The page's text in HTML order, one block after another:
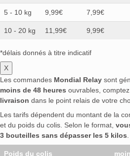
5 - 10 kg 9,99€ 7,99€
10 - 20 kg 11,99€ 9,99€
*délais donnés à titre indicatif
X
Les commandes Mondial Relay sont
moins de 48 heures ouvrables,
livraison dans le point relais de votre
Les tarifs dépendent du montant de la
et du poids du colis. Selon le format,
3 bouteilles sans dépasser les 5 kilos
Poids du colis